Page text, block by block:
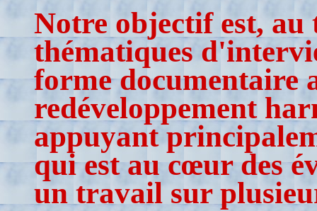
Notre objectif est, au
thématiques
forme documentaire
redéveloppement
appuyant
qui est au cœur des
un travail sur